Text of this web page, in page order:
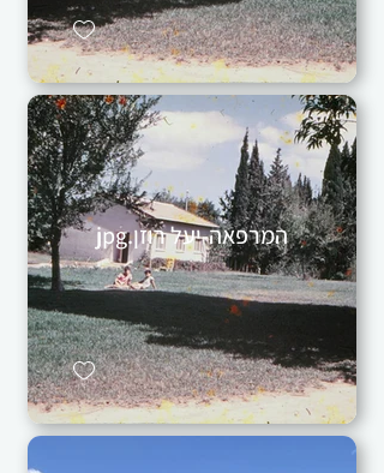
המרפאה-יעל רוזן.jpg